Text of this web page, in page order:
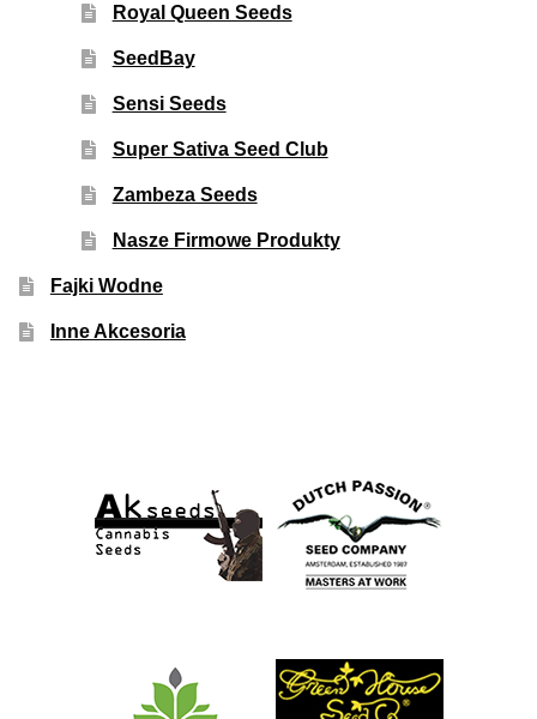
Royal Queen Seeds
SeedBay
Sensi Seeds
Super Sativa Seed Club
Zambeza Seeds
Nasze Firmowe Produkty
Fajki Wodne
Inne Akcesoria